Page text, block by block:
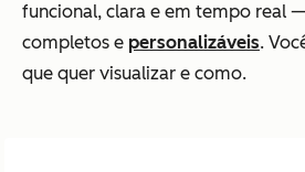
funcional, clara e em tempo real
completos e personalizáveis.
que quer visualizar e como.